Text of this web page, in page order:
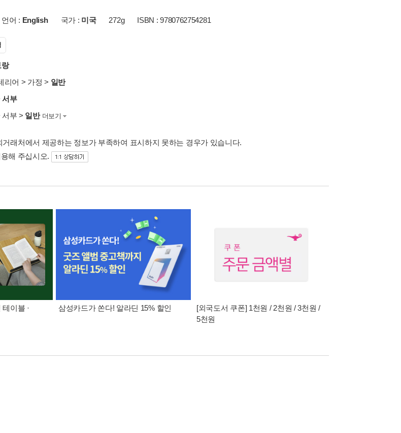
언어 : English 국가 : 미국 272g ISBN : 9780762754281
리어 > 가정 > 일반
서부
서부 > 일반 더보기
래처에서 제공하는 정보가 부족하여 표시하지 못하는 경우가 있습니다.
해 주십시오.
이블 ·
삼성카드가 쏜다! 알라딘 15% 할인
[외국도서 쿠폰] 1천원 / 2천원 / 3천원 /
5천원